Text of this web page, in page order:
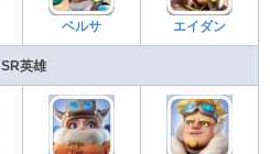
ベルサ エイダン
SR英雄